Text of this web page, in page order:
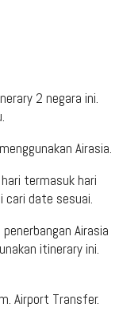
2 negara ini.
Airasia.
termasuk hari
cari date sesuai.
Airasia
itinerary ini.
Airport Transfer.